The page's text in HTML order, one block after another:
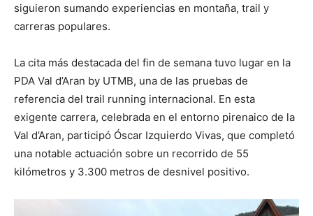
siguieron sumando experiencias en montaña, trail y
carreras populares.
La cita más destacada del fin de semana tuvo lugar en la
PDA Val d’Aran by UTMB, una de las pruebas de
referencia del trail running internacional. En esta
exigente carrera, celebrada en el entorno pirenaico de la
Val d’Aran, participó Óscar Izquierdo Vivas, que completó
una notable actuación sobre un recorrido de 55
kilómetros y 3.300 metros de desnivel positivo.